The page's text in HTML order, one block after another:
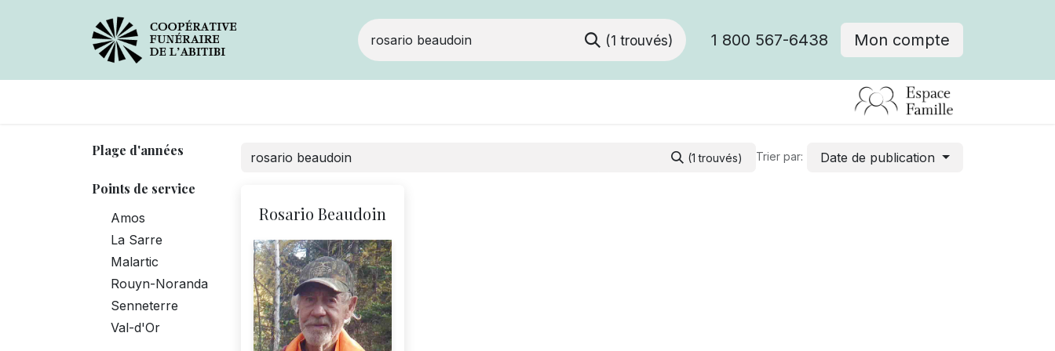
(1 trouvés) 1 800 567-6438 Mon compte
Plage d'années
Points de service
Amos
La Sarre
Malartic
Rouyn-Noranda
Senneterre
Val-d'Or
(1 trouvés) Trier par: Date de publication
Rosario Beaudoin